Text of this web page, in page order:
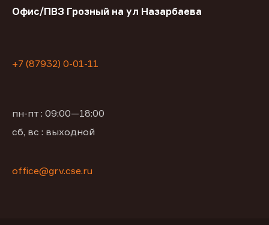
Офис/ПВЗ Грозный на ул Назарбаева
+7 (87932) 0-01-11
пн-пт : 09:00—18:00
сб, вс : выходной
office@grv.cse.ru